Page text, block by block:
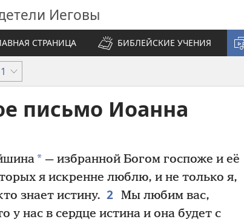
Иеговы
СТРАНИЦА
БИБЛЕЙСКИЕ УЧЕНИЯ
1
письмо Иоанна
*— избранной Богом госпоже и её
я искренне люблю, и не только я,
знает истину. 2 Мы любим вас,
у нас в сердце истина и она будет с